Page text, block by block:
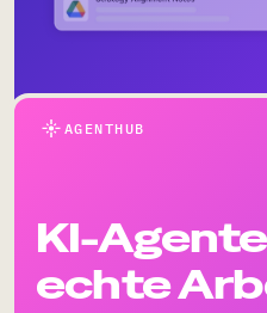
AGENTHUB
KI-
echte